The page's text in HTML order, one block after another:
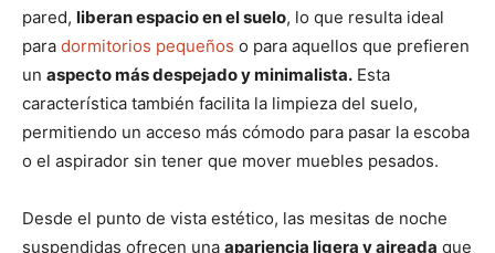
pared, liberan espacio en el suelo, lo que resulta ideal
para dormitorios pequeños o para aquellos que prefieren
un aspecto más despejado y minimalista. Esta
característica también facilita la limpieza del suelo,
permitiendo un acceso más cómodo para pasar la escoba
o el aspirador sin tener que mover muebles pesados.
Desde el punto de vista estético, las mesitas de noche
suspendidas ofrecen una apariencia ligera y aireada que